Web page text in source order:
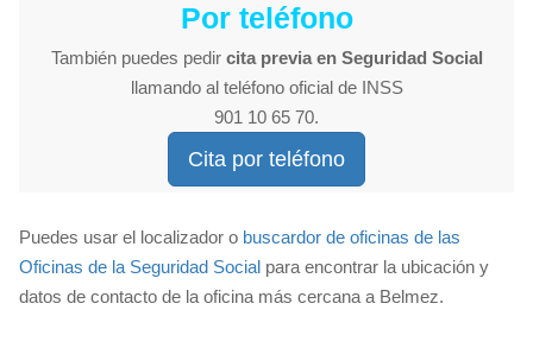
Por teléfono
También puedes pedir cita previa en Seguridad Social
llamando al teléfono oficial de INSS
901 10 65 70.
Cita por teléfono
Puedes usar el localizador o buscardor de oficinas de las
Oficinas de la Seguridad Social para encontrar la ubicación y
datos de contacto de la oficina más cercana a Belmez.